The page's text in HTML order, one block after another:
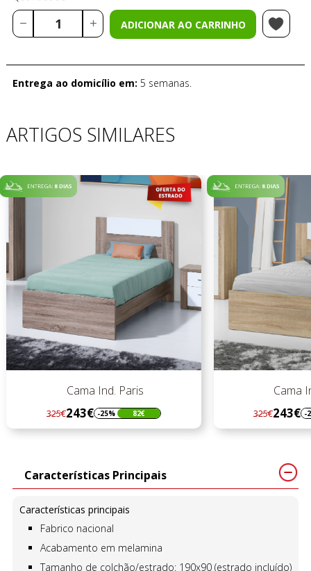
ADICIONAR AO CARRINHO
Entrega ao domicílio em: 5 semanas.
ARTIGOS SIMILARES
Cama Ind. Paris
Regular
preço
325€243€
Preço -25% 82€
Cama
Regular
preço
325€243€
Preço -
Características Principais
Características principais
Fabrico nacional
Acabamento em melamina
Tamanho de colchão/estrado: 190x90 (estrado incluído)